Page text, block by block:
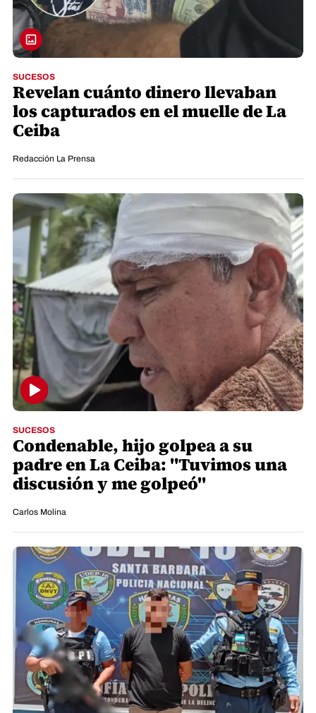
SUCESOS
Revelan cuánto dinero llevaban
los capturados en el muelle de La
Ceiba
Redacción La Prensa
SUCESOS
Condenable, hijo golpea a su
padre en La Ceiba: "Tuvimos una
discusión y me golpeó"
Carlos Molina